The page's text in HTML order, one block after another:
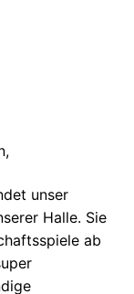
unser
Halle. Sie
ab